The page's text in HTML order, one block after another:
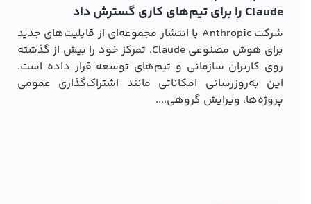
Claude را برای تیم‌های کاری گسترش داد
شرکت Anthropic با انتشار مجموعه‌ای از قابلیت‌های جدید
برای هوش مصنوعی Claude، تمرکز خود را بیش از گذشته
روی کاربران سازمانی و تیم‌های توسعه قرار داده است.
این به‌روزرسانی امکاناتی مانند اشتراک‌گذاری عمومی
پروژه‌ها، ویرایش گروهی،...